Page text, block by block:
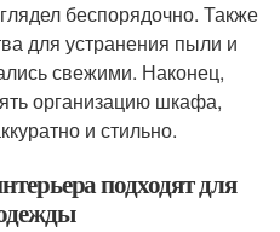
беспорядочно. Также
для устранения пыли и
свежими. Наконец,
организацию шкафа,
и стильно.
подходят для